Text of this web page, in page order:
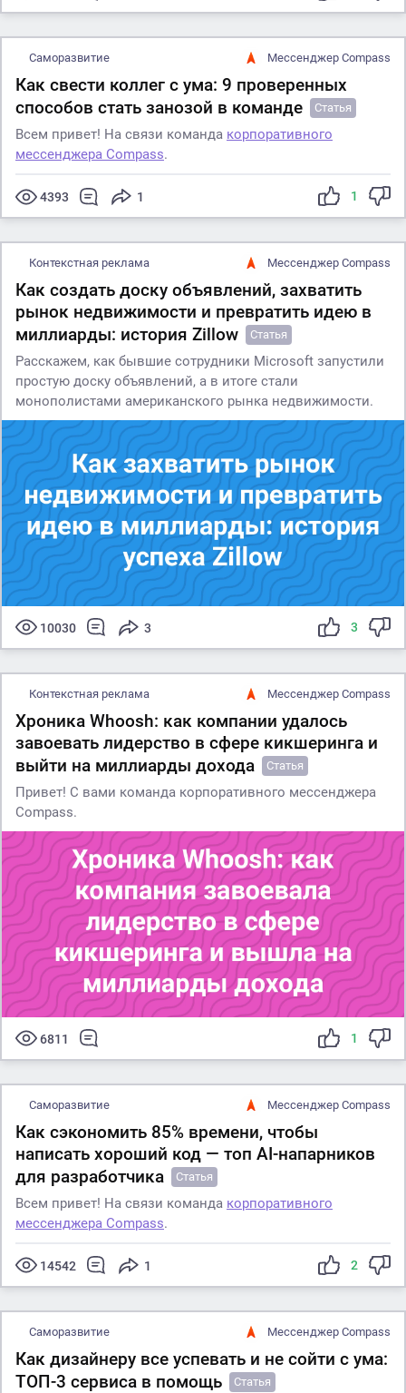
Саморазвитие Мессенджер Compass
Как свести коллег с ума: 9 проверенных
способов стать занозой в команде
Статья
Всем привет! На связи команда корпоративного
мессенджера Compass.
4393 1 1
Контекстная реклама Мессенджер Compass
Как создать доску объявлений, захватить
рынок недвижимости и превратить идею в
миллиарды: история Zillow
Статья
Расскажем, как бывшие сотрудники Microsoft запустили
простую доску объявлений, а в итоге стали
монополистами американского рынка недвижимости.
10030 3 3
Контекстная реклама Мессенджер Compass
Хроника Whoosh: как компании удалось
завоевать лидерство в сфере кикшеринга и
выйти на миллиарды дохода
Статья
Привет! С вами команда корпоративного мессенджера
Compass.
6811 1
Саморазвитие Мессенджер Compass
Как сэкономить 85% времени, чтобы
написать хороший код — топ AI-напарников
для разработчика
Статья
Всем привет! На связи команда корпоративного
мессенджера Compass.
14542 1 2
Саморазвитие Мессенджер Compass
Как дизайнеру все успевать и не сойти с ума:
ТОП-3 сервиса в помощь
Статья